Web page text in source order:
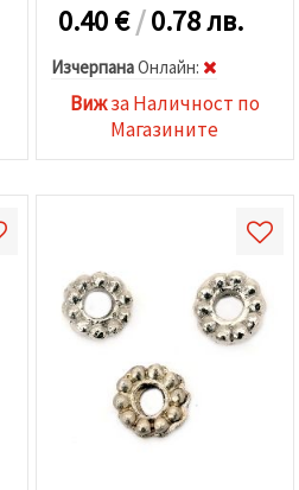
0.40€/0.78 лв.
ИзчерпанаOнлайн:
Вижза Наличност по
Магазините